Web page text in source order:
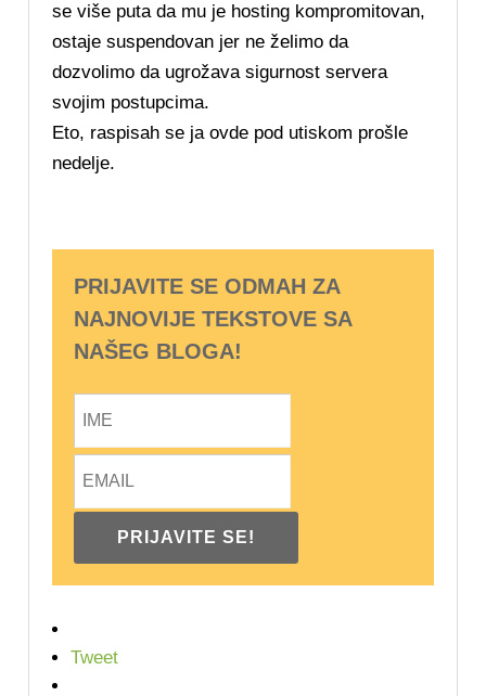
se više puta da mu je hosting kompromitovan,
ostaje suspendovan jer ne želimo da
dozvolimo da ugrožava sigurnost servera
svojim postupcima.
Eto, raspisah se ja ovde pod utiskom prošle
nedelje.
PRIJAVITE SE ODMAH ZA
NAJNOVIJE TEKSTOVE SA
NAŠEG BLOGA!
Tweet